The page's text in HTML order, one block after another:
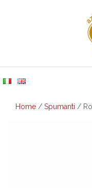
Home / Spumanti /